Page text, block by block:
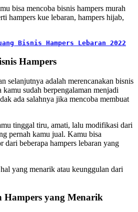
bisa mencoba bisnis hampers murah
hampers kue lebaran, hampers hijab,
Bisnis Hampers Lebaran 2022
Hampers
selanjutnya adalah merencanakan bisnis
sudah berpengalaman menjadi
ada salahnya jika mencoba membuat
tinggal tiru, amati, lalu modifikasi dari
pernah kamu jual. Kamu bisa
dari beberapa hampers lebaran yang
yang menarik atau keunggulan dari
Hampers yang Menarik